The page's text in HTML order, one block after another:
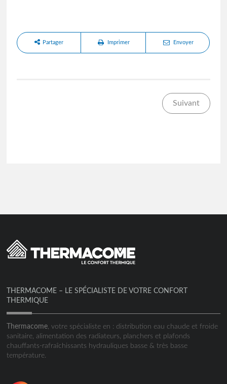
Partager Imprimer Envoyer
Suivant
THERMACOME – LE SPÉCIALISTE DE VOTRE CONFORT
THERMIQUE
Thermacome, votre spécialiste en : distribution eau chaude et froide
sanitaire, alimentation des radiateurs, planchers et plafonds
chauffants-rafraîchissants hydrauliques basse & très basse
température.